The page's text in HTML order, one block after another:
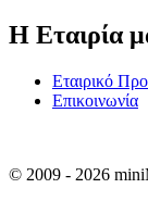
Η Εταιρία
Εταιρικό
Επικοινωνία
© 2009 - 2026